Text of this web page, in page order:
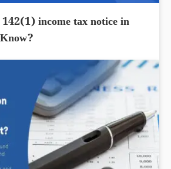
income tax notice in